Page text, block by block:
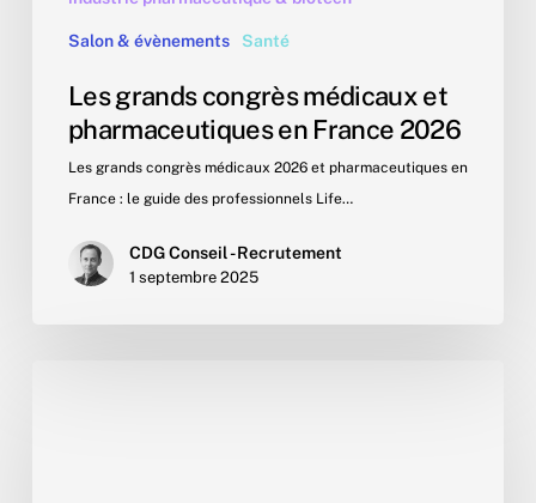
Salon & évènements Santé
Les grands congrès médicaux et
pharmaceutiques en France 2026
Les grands congrès médicaux 2026 et pharmaceutiques en
France : le guide des professionnels Life…
CDG Conseil - Recrutement
1 septembre 2025